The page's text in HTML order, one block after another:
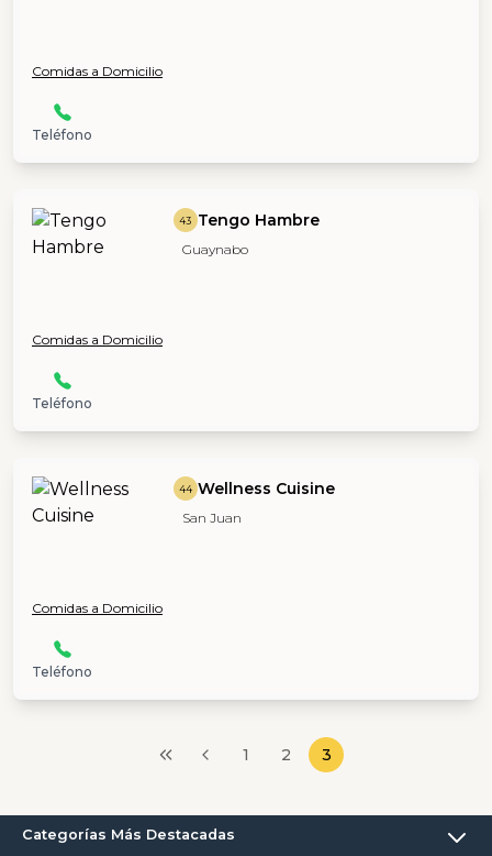
Comidas a Domicilio
Teléfono
43 Tengo Hambre
Guaynabo
Comidas a Domicilio
Teléfono
44 Wellness Cuisine
San Juan
Comidas a Domicilio
Teléfono
1 2 3
Categorías Más Destacadas